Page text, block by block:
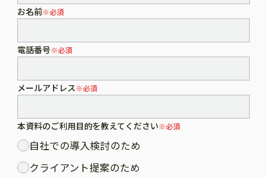
お名前※必須
電話番号※必須
メールアドレス※必須
本資料のご利用目的を教えてください※必須
自社での導入検討のため
クライアント提案のため